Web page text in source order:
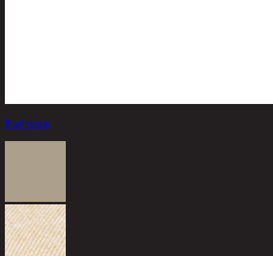
สินค้าหมด